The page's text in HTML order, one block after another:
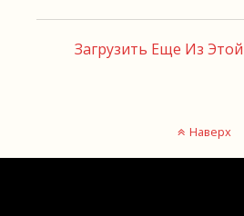
Загрузить Еще Из
Наверх